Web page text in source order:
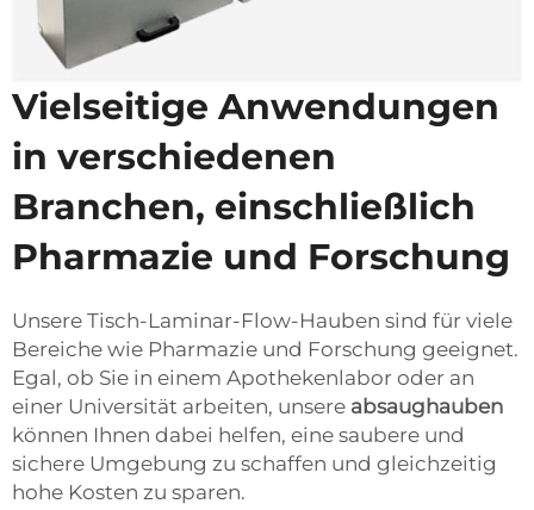
Vielseitige Anwendungen
in verschiedenen
Branchen, einschließlich
Pharmazie und Forschung
Unsere Tisch-Laminar-Flow-Hauben sind für viele
Bereiche wie Pharmazie und Forschung geeignet.
Egal, ob Sie in einem Apothekenlabor oder an
einer Universität arbeiten, unsere absaughauben
können Ihnen dabei helfen, eine saubere und
sichere Umgebung zu schaffen und gleichzeitig
hohe Kosten zu sparen.